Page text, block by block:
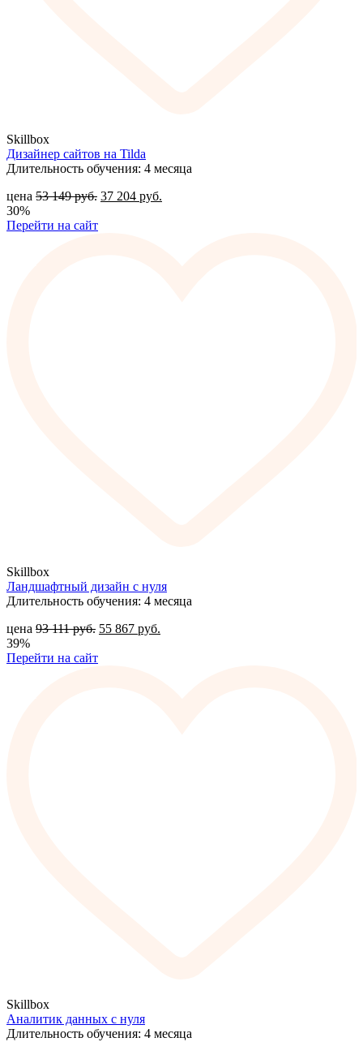
Skillbox
Дизайнер сайтов на Tilda
Длительность обучения: 4 месяца
цена 53 149руб. 37 204 руб.
30%
Перейти на сайт
Skillbox
Ландшафтный дизайн с нуля
Длительность обучения: 4 месяца
цена 93 111руб. 55 867 руб.
39%
Перейти на сайт
Skillbox
Аналитик данных с нуля
Длительность обучения: 4 месяца